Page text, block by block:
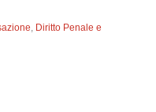
, Diritto Penale e